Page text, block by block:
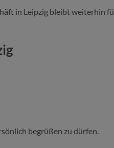
in Leipzig bleibt weiterhin
begrüßen zu dürfen.